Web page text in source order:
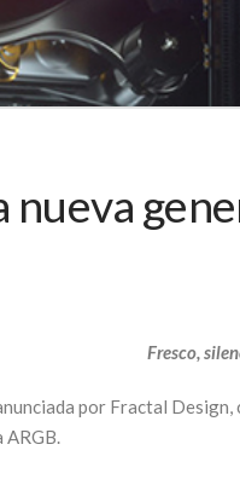
Fresco,
por Fractal